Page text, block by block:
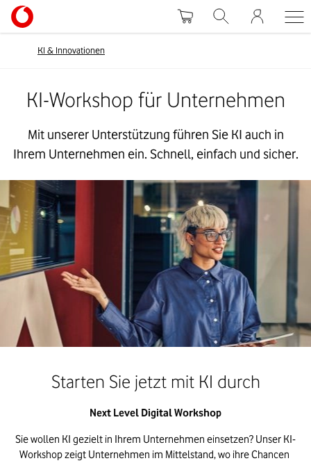
KI & Innovationen
KI-Workshop für Unternehmen
Mit unserer Unterstützung führen Sie KI auch in
Ihrem Unternehmen ein. Schnell, einfach und sicher.
Starten Sie jetzt mit KI durch
Next Level Digital Workshop
Sie wollen KI gezielt in Ihrem Unternehmen einsetzen? Unser KI-
Workshop zeigt Unternehmen im Mittelstand, wo ihre Chancen